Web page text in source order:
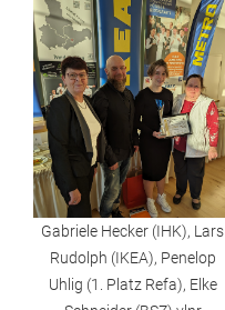
Gabriele Hecker (IHK), Lars
Rudolph (IKEA), Penelop
Uhlig (1. Platz Refa), Elke